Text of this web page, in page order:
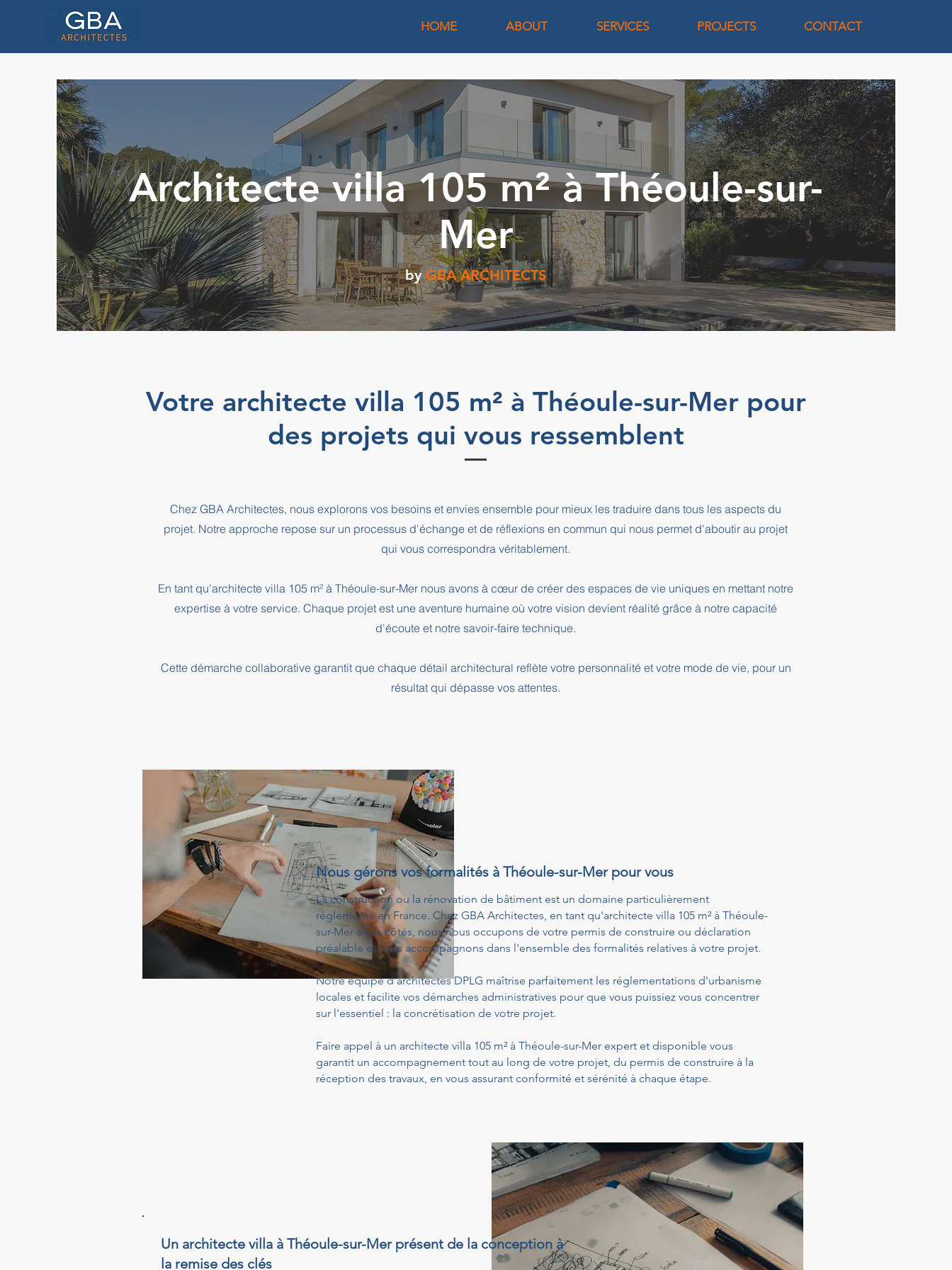
HOME ABOUT SERVICES PROJECTS CONTACT
Architecte villa 105 m² à Théoule-sur-
Mer
by GBA ARCHITECTS
Votre architecte villa 105 m² à Théoule-sur-Mer pour
des projets qui vous ressemblent
Chez GBA Architectes, nous explorons vos besoins et envies ensemble pour mieux les traduire dans tous les aspects du
projet. Notre approche repose sur un processus d'échange et de réflexions en commun qui nous permet d'aboutir au projet
qui vous correspondra véritablement.
En tant qu'architecte villa 105 m² à Théoule-sur-Mer nous avons à cœur de créer des espaces de vie uniques en mettant notre
expertise à votre service. Chaque projet est une aventure humaine où votre vision devient réalité grâce à notre capacité
d'écoute et notre savoir-faire technique.
Cette démarche collaborative garantit que chaque détail architectural reflète votre personnalité et votre mode de vie, pour un
résultat qui dépasse vos attentes.
Nous gérons vos formalités à Théoule-sur-Mer pour vous
La construction ou la rénovation de bâtiment est un domaine particulièrement
réglementé en France. Chez GBA Architectes, en tant qu'architecte villa 105 m² à Théoule-
sur-Mer à vos côtés, nous nous occupons de votre permis de construire ou déclaration
préalable et vous accompagnons dans l'ensemble des formalités relatives à votre projet.
Notre équipe d'architectes DPLG maîtrise parfaitement les réglementations d'urbanisme
locales et facilite vos démarches administratives pour que vous puissiez vous concentrer
sur l'essentiel : la concrétisation de votre projet.
Faire appel à un architecte villa 105 m² à Théoule-sur-Mer expert et disponible vous
garantit un accompagnement tout au long de votre projet, du permis de construire à la
réception des travaux, en vous assurant conformité et sérénité à chaque étape.
Un architecte villa à Théoule-sur-Mer présent de la conception à
la remise des clés